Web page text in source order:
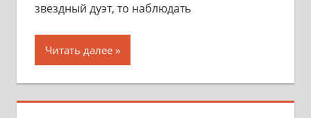
звездный дуэт, то наблюдать
Читать далее